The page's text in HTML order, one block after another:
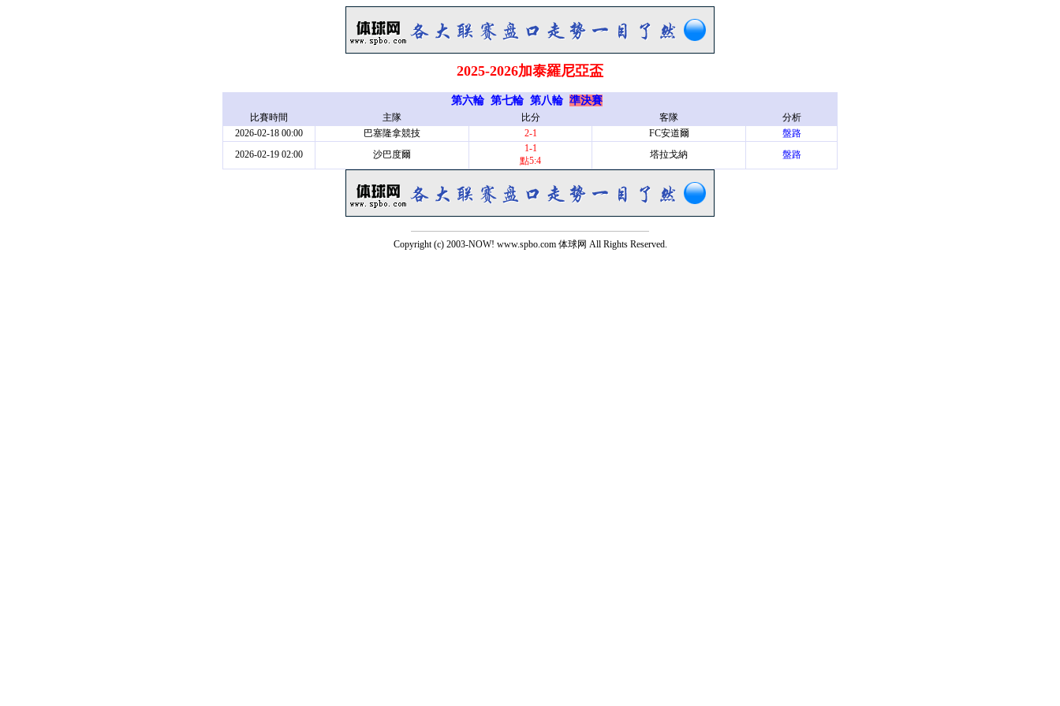
2025-2026加泰羅尼亞盃
第六輪 第七輪 第八輪 準決賽
比賽時間 主隊 比分 客隊
分析
2026-02-18 00:00
巴塞隆拿競技 2-1 FC安道爾
盤路
2026-02-19 02:00
沙巴度爾
1-1
點5:4
塔拉戈納 盤路
Copyright (c) 2003-NOW! www.spbo.com 体球网 All Rights Reserved.